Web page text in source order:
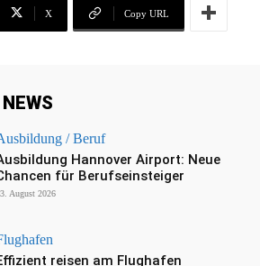
X Copy URL
/ Beruf
Hannover Airport: Neue
für Berufseinsteiger
August 2026
reisen am Flughafen